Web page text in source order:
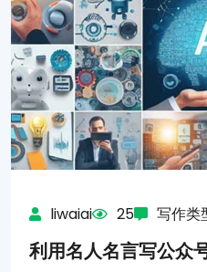
liwaiai 25 写作类
利用名人名言写公众